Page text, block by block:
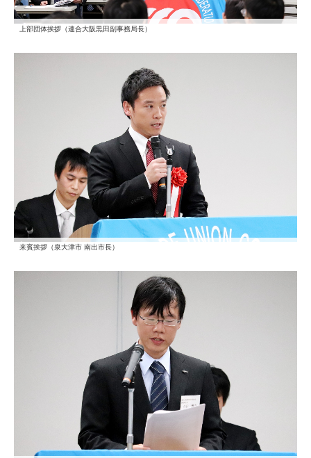
上部団体挨拶（連合大阪黒田副事務局長）
来賓挨拶（泉大津市 南出市長）